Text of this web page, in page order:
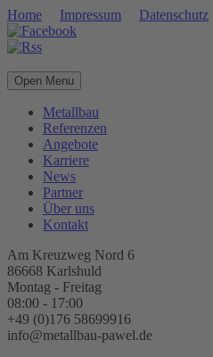
Home Impressum Datenschutz
Open Menu
Metallbau
Referenzen
Angebote
Karriere
News
Partner
Über uns
Kontakt
Am Kreuzweg Nord 6
86668 Karlshuld
Montag - Freitag
08:00 - 17:00
+49 (0)176 58699916
info@metallbau-pawel.de